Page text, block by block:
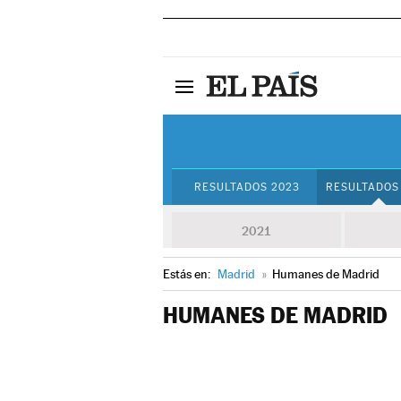
RESULTADOS 2023
2021
Estás en: Madrid » Humanes de Madrid
HUMANES DE MADRID